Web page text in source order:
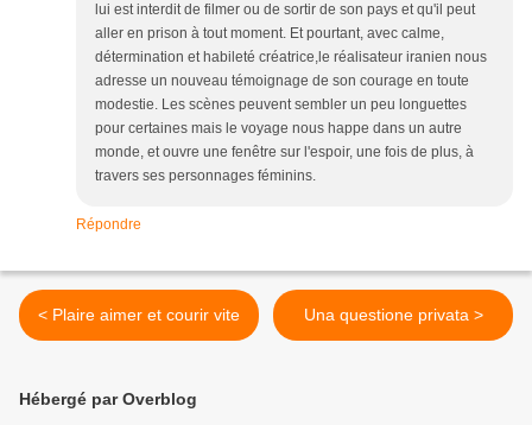
lui est interdit de filmer ou de sortir de son pays et qu'il peut
aller en prison à tout moment. Et pourtant, avec calme,
détermination et habileté créatrice,le réalisateur iranien nous
adresse un nouveau témoignage de son courage en toute
modestie. Les scènes peuvent sembler un peu longuettes
pour certaines mais le voyage nous happe dans un autre
monde, et ouvre une fenêtre sur l'espoir, une fois de plus, à
travers ses personnages féminins.
Répondre
< Plaire aimer et courir vite Una questione privata >
Hébergé par Overblog